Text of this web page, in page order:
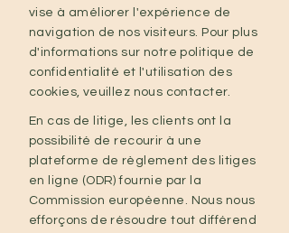
vise à améliorer l'expérience de
navigation de nos visiteurs. Pour plus
d'informations sur notre politique de
confidentialité et l'utilisation des
cookies, veuillez nous contacter.
En cas de litige, les clients ont la
possibilité de recourir à une
plateforme de règlement des litiges
en ligne (ODR) fournie par la
Commission européenne. Nous nous
efforçons de résoudre tout différend